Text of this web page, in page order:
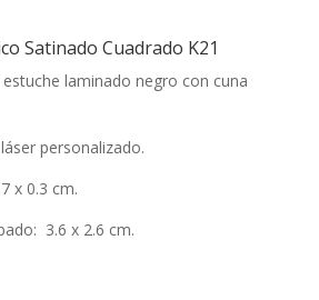
Satinado Cuadrado K21
laminado negro con cuna
personalizado.
x 0.3 cm.
3.6 x 2.6 cm.